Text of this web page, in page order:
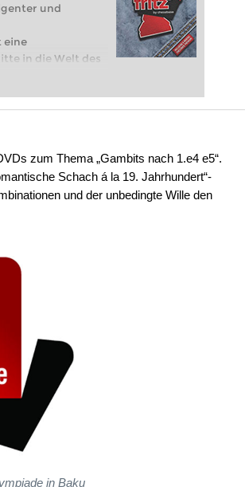
und
eine
in die Welt des
spielen: Mit
zum Thema „Gambits nach 1.e4 e5“.
Schach á la 19. Jahrhundert“-
und der unbedingte Wille den
in Baku